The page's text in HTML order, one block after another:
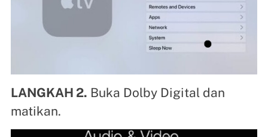
LANGKAH 2. Buka Dolby Digital dan
matikan.